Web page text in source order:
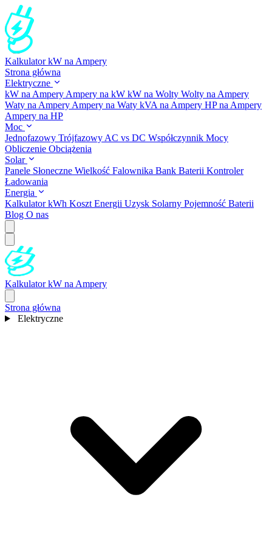
Kalkulator kW na Ampery
Strona główna
Elektryczne
kW na Ampery Ampery na kW kW na Wolty Wolty na Ampery
Waty na Ampery Ampery na Waty kVA na Ampery HP na Ampery
Ampery na HP
Moc
Jednofazowy Trójfazowy AC vs DC Współczynnik Mocy
Obliczenie Obciążenia
Solar
Panele Słoneczne Wielkość Falownika Bank Baterii Kontroler
Ładowania
Energia
Kalkulator kWh Koszt Energii Uzysk Solarny Pojemność Baterii
Blog O nas
Kalkulator kW na Ampery
Strona główna
Elektryczne